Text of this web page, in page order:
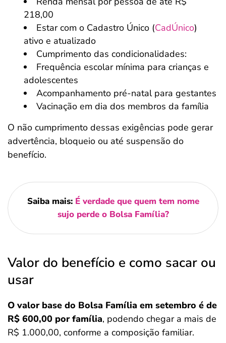
218,00
Estar com o Cadastro Único (CadÚnico)
ativo e atualizado
Cumprimento das condicionalidades:
Frequência escolar mínima para crianças e
adolescentes
Acompanhamento pré-natal para gestantes
Vacinação em dia dos membros da família
O não cumprimento dessas exigências pode gerar
advertência, bloqueio ou até suspensão do
benefício.
Saiba mais: É verdade que quem tem nome
sujo perde o Bolsa Família?
Valor do benefício e como sacar ou
usar
O valor base do Bolsa Família em setembro é de
R$ 600,00 por família, podendo chegar a mais de
R$ 1.000,00, conforme a composição familiar.